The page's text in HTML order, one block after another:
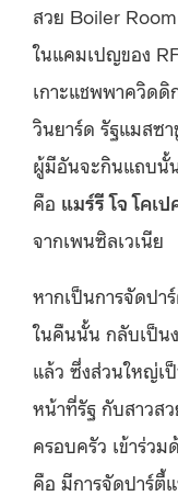
สวย Boiler
ในแคมเปญของ
เกาะแชพพาควิดดิ
วินยาร์ด รัฐแมสซ
ผู้มีอันจะกินแถบนั้
คือ แมร์รี โจ โคเ
จากเพนซิลเวเนีย
หากเป็นการจัดปา
ในคืนนั้น กลับเป็น
แล้ว ซึ่งส่วนใหญ่เ
หน้าที่รัฐ กับสาวส
ครอบครัว เข้าร่ว
คือ มีการจัดปาร์ตี้